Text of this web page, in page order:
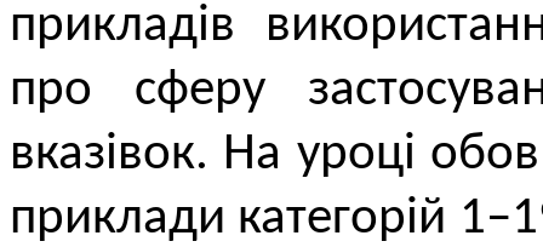
прикладів
про сферу
вказівок. На уроці
приклади категорій